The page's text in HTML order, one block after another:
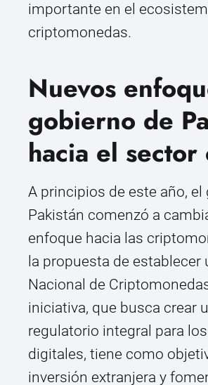
importante en el
criptomonedas.
Nuevos
gobierno de
hacia el
A principios de este año, el
Pakistán comenzó a
enfoque hacia las
la propuesta de establecer
Nacional de
iniciativa, que busca crear
regulatorio integral para
digitales, tiene como
inversión extranjera y